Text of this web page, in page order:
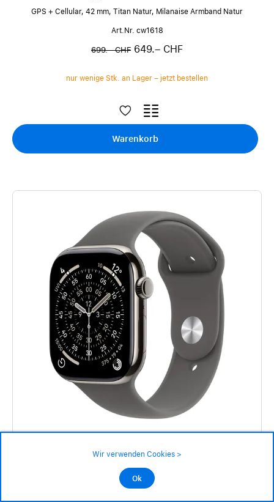
GPS + Cellular, 42 mm, Titan Natur, Milanaise Armband Natur
Art.Nr. cw1618
699.– CHF 649.– CHF
nur wenige Stk. an Lager – jetzt bestellen
Warenkorb
Apple Watch Series 11
GPS + Cellular, 42 mm, Titan Natur, Sportarmband M/L Steingrau
Wir verwenden Cookies >
Ok